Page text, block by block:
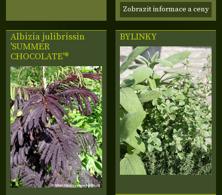
Zobrazit informace a ceny
Albizia julibrissin
'SUMMER
CHOCOLATE'®
BYLINKY